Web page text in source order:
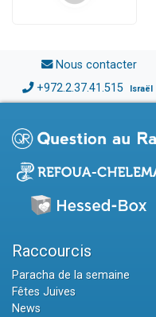
Nous contacter
+972.2.37.41.515 Israël
Raccourcis
Paracha de la semaine
Fêtes Juives
News